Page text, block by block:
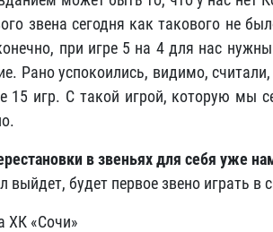
звена сегодня как такового не
при игре 5 на 4 для нас
Рано успокоились, видимо,
15 игр. С такой игрой, которую мы
в звеньях для себя уже
выйдет, будет первое звено играть в
ХК «Сочи»